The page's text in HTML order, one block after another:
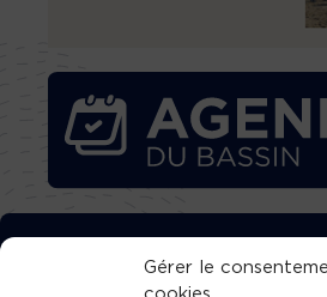
Gérer le
TÉLÉCHARGEZ